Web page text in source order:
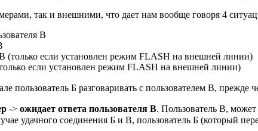
так и внешними, что дает нам вообще говоря 4
В
(только если установлен режим FLASH на внешней линии)
если установлен режим FLASH на внешней линии)
пользователь Б разговаривать с пользователем В,
-> ожидает ответа пользователя В. Пользователь В,
удачного соединения Б и В, пользователь Б (который